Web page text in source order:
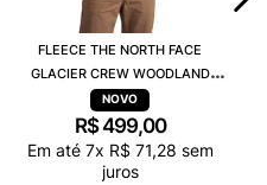
FLEECE THE NORTH FACE
GLACIER CREW WOODLAND
VERDE A023NBRI
R$499,00
Em até 7x R$ 71,28 sem
juros